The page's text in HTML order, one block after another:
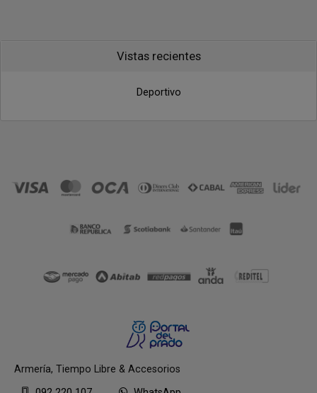
Vistas recientes
Deportivo
Armería, Tiempo Libre & Accesorios